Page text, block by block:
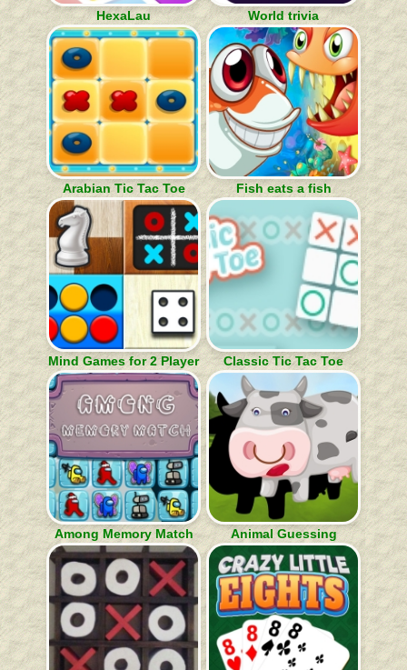
HexaLau World trivia
Arabian Tic Tac Toe Fish eats a fish
Mind Games for 2 Player Classic Tic Tac Toe
Among Memory Match Animal Guessing